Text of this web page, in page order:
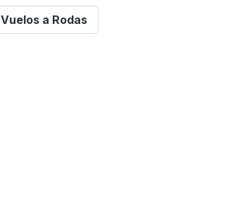
Vuelos a Rodas